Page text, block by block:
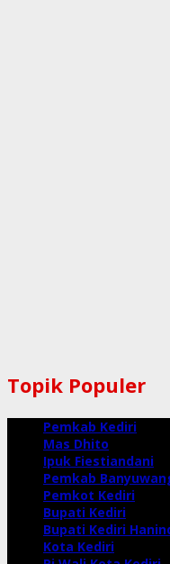
Topik Populer
Pemkab Kediri
Mas Dhito
Ipuk Fiestiandani
Pemkab
Pemkot Kediri
Bupati Kediri
Bupati Kediri
Kota Kediri